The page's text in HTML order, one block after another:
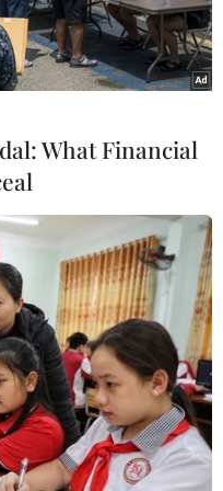
riêng ông Trịnh Văn Quyết
Cổ phần Tập đoàn FLC).
TTXVN)
hành Quyết định
What Financial